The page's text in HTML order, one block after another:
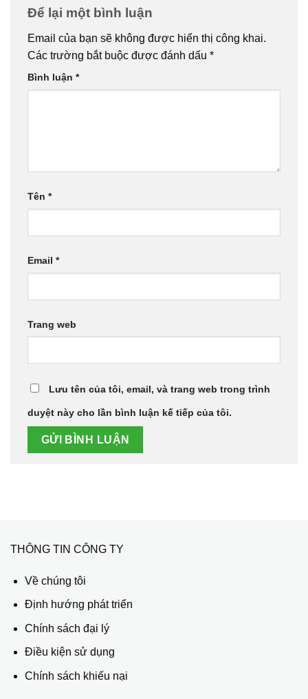
Để lại một bình luận
Email của bạn sẽ không được hiển thị công khai.
Các trường bắt buộc được đánh dấu *
Bình luận *
Tên *
Email *
Trang web
Lưu tên của tôi, email, và trang web trong trình
duyệt này cho lần bình luận kế tiếp của tôi.
THÔNG TIN CÔNG TY
Về chúng tôi
Định hướng phát triển
Chính sách đại lý
Điều kiện sử dụng
Chính sách khiếu nại